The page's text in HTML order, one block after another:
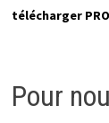
télécharger
Pour